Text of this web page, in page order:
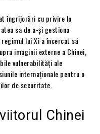
îngrijorări cu privire la
sa de a-și gestiona
lui Xi a încercat să
imaginii externe a Chinei,
vulnerabilități ale
internaționale pentru o
de securitate.
Chinei